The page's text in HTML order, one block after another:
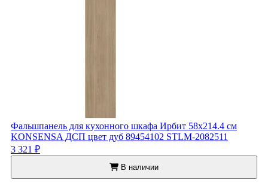
Фальшпанель для кухонного шкафа Ирбит 58x214.4 см
KONSENSA ДСП цвет дуб 89454102 STLM-2082511
3 321 ₽
В наличии